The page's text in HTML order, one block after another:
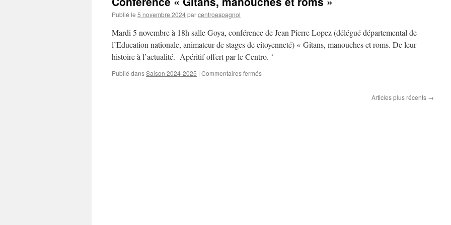
Pierre
Publié le 5 novembre 2024parcentroespagnol
Mardi 5 novembre à 18h salle Goya, conférence de Jean Pierre Lopez (délégué départemental de
l’Education nationale, animateur de stages de citoyenneté) « Gitans, manouches et roms. De leur
histoire à l’actualité. Apéritif offert par le Centro. ‘
Publié dansSaison 2024-2025 | Commentaires fermés
Articles plus récents →